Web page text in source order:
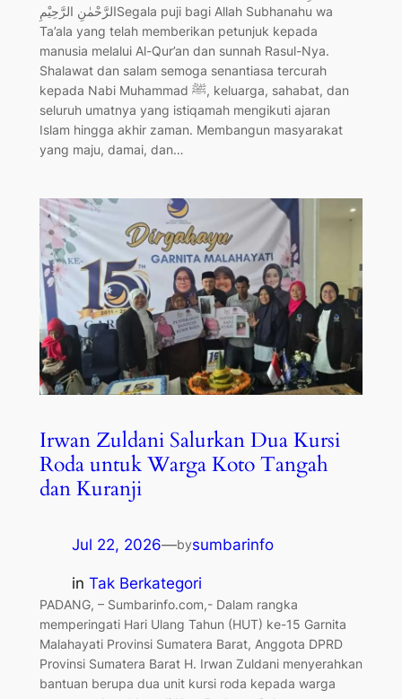
الرَّحْمٰنِ الرَّحِيْمِSegala puji bagi Allah Subhanahu wa
Ta’ala yang telah memberikan petunjuk kepada
manusia melalui Al-Qur’an dan sunnah Rasul-Nya.
Shalawat dan salam semoga senantiasa tercurah
kepada Nabi Muhammad ﷺ, keluarga, sahabat, dan
seluruh umatnya yang istiqamah mengikuti ajaran
Islam hingga akhir zaman. Membangun masyarakat
yang maju, damai, dan…
Irwan Zuldani Salurkan Dua Kursi
Roda untuk Warga Koto Tangah
dan Kuranji
Jul 22, 2026—bysumbarinfo
in Tak Berkategori
PADANG, – Sumbarinfo.com,- Dalam rangka
memperingati Hari Ulang Tahun (HUT) ke-15 Garnita
Malahayati Provinsi Sumatera Barat, Anggota DPRD
Provinsi Sumatera Barat H. Irwan Zuldani menyerahkan
bantuan berupa dua unit kursi roda kepada warga